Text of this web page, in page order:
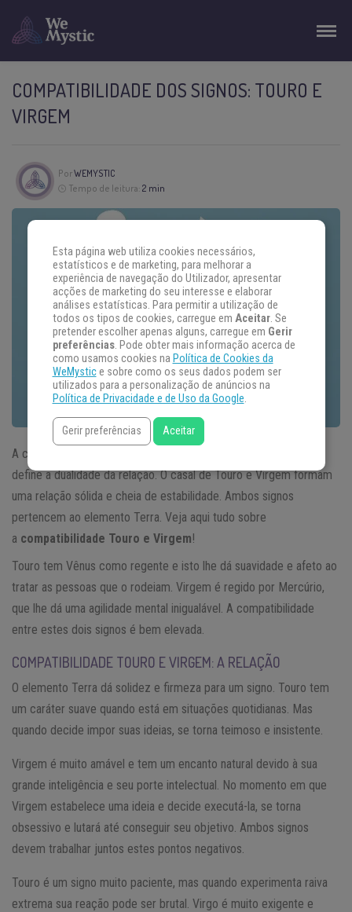
COMPATIBILIDADE DOS SIGNOS: TOURO E
VIRGEM
PorWEMYSTIC
Tempo de leitura: 2 min
A compatibilidade entre estes dois signos é importante porque
define a dualidade da relação. O casal de Touro e Virgem formam
uma relação sólida e cheia de estabilidade. Ambos signos
pertencem ao elemento Terra. Veja aqui tudo sobre
a compatibilidade Touro e Virgem!
Touro tem Vênus como regente e isto lhe dá suavidade e afeto ao
tratar as pessoas que o rodeiam. Virgem é regido por Mercúrio,
que lhe dá uma agilidade mental inigualável. A compatibilidade
entre estes dois signos é bem elevada.
COMPATIBILIDADE TOURO E VIRGEM: A RELAÇÃO
O elemento Terra dá solidez e firmeza para um signo. Touro tem
um caráter suave quando está em situações quotidianas. Mas
quando decide impor suas ideias, se torna teimoso e insistente.
Virgem é muito amável e tem um encanto natural devido à sua
grande inteligência e seu porte intelectual. No momento em que
Virgem estabelece uma ideia e decide executá-la, se torna
obsessivo e lutará até conseguir seu objetivo. Ambos signos
devem trabalhar juntos estes pontos negativos.
Touro é um signo muito paciente, mas quando experimenta raiva
extrema sua reação pode ser brutal. Virgo é muito exigente e
Esta página web utiliza cookies necessários,
estatísticos e de marketing, para melhorar a
experiência de navegação do Utilizador, apresentar
acções de marketing do seu interesse e elaborar
análises estatísticas. Para permitir a utilização de
todos os tipos de cookies, carregue em Aceitar. Se
pretender escolher apenas alguns, carregue em Gerir
preferências. Pode obter mais informação acerca de
como usamos cookies na Política de Cookies da
WeMystice sobre como os seus dados podem ser
utilizados para a personalização de anúncios na
Política de Privacidade e de Uso da Google.
Gerir preferências Aceitar